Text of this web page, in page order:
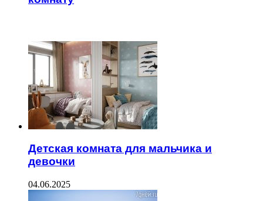
Детская комната для мальчика и
девочки
04.06.2025